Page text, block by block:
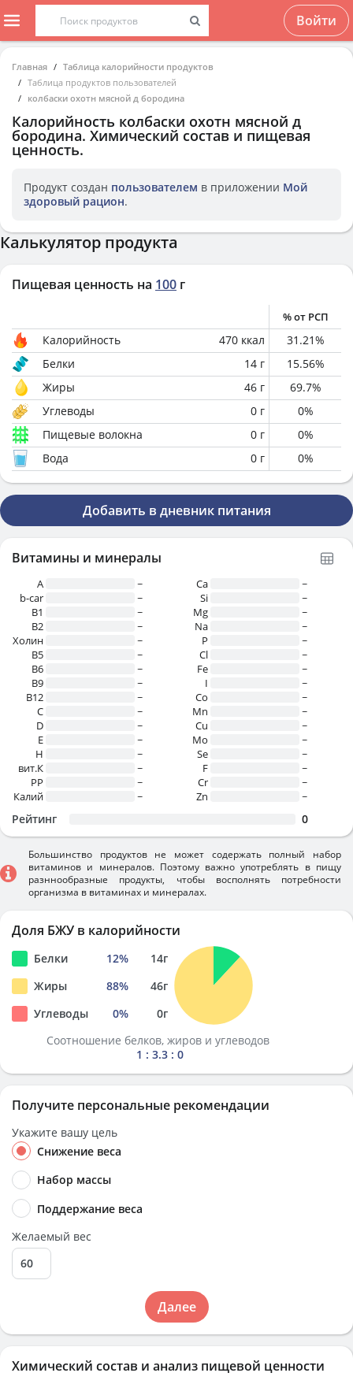
Войти
Главная
Таблица калорийности продуктов
Таблица продуктов пользователей
колбаски охотн мясной д бородина
Калорийность колбаски охотн мясной д
бородина. Химический состав и пищевая
ценность.
Продукт создан пользователем в приложении Мой
здоровый рацион.
Химический состав и анализ пищевой ценности
Калькулятор продукта
Пищевая ценность на 100 г
% от РСП
Калорийность 470 ккал 31.21%
Белки
14 г 15.56%
Жиры
46 г 69.7%
Углеводы
0 г 0%
Пищевые волокна
0 г 0%
Вода
0 г 0%
Добавить в дневник питания
Витамины и минералы
A
~
b-car
~
В1
~
B2
~
Холин
~
B5
~
B6
~
B9
~
B12
~
C
~
D
~
E
~
H
~
вит.К
~
PP
~
Калий
~
Ca
~
Si
~
Mg
~
Na
~
P
~
Cl
~
Fe
~
I
~
Co
~
Mn
~
Cu
~
Mo
~
Se
~
F
~
Cr
~
Zn
~
Рейтинг 0
Большинство продуктов не может содержать полный набор
витаминов и минералов. Поэтому важно употреблять в пищу
разннообразные продукты, чтобы восполнять потребности
организма в витаминах и минералах.
Доля БЖУ в калорийности
Белки 12% 14г
Жиры
88% 46г
Углеводы
0% 0г
Соотношение белков, жиров и углеводов
1 : 3.3 : 0
Получите персональные рекомендации
Укажите вашу цель
Снижение веса
Набор массы
Поддержание веса
Желаемый вес
Далее